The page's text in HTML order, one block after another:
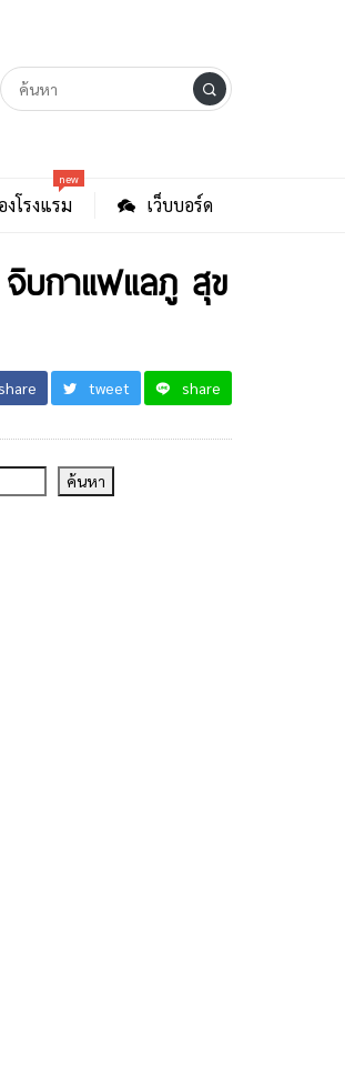
งโรงแรม
new
เว็บบอร์ด
บกาแฟแลภู สุข
share tweet share
ค้นหา